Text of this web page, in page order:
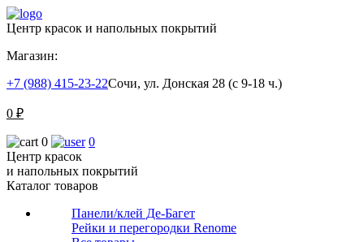
Центр красок и напольных покрытий
Магазин:
+7 (988) 415-23-22Сочи, ул. Донская 28 (с 9-18 ч.)
0 ₽
0
0
Центр красок
и напольных покрытий
Каталог товаров
Панели/клей Де-Багет
Рейки и перегородки Renome